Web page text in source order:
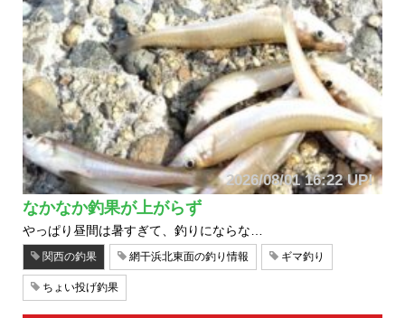
2026/08/01 16:22 UP!
なかなか釣果が上がらず
やっぱり昼間は暑すぎて、釣りにならな…
関西の釣果 網干浜北東面の釣り情報 ギマ釣り
ちょい投げ釣果